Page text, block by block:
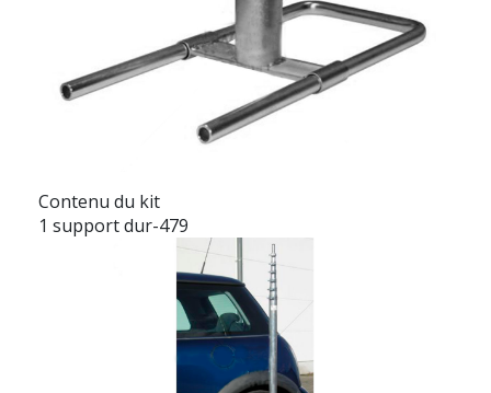
Contenu du kit
1 support dur-479